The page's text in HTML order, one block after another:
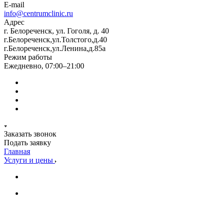
E-mail
info@centrumclinic.ru
Адрес
г. Белореченск, ул. Гоголя, д. 40
г.Белореченск,ул.Толстого,д.40
г.Белореченск,ул.Ленина,д.85а
Режим работы
Ежедневно, 07:00–21:00
Заказать звонок
Подать заявку
Главная
Услуги и цены